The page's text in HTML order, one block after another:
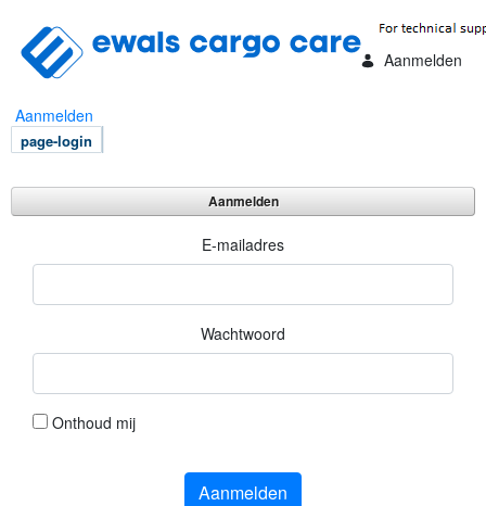
Aanmelden
Aanmelden
page-login
Aanmelden
E-mailadres
Wachtwoord
Onthoud mij
Aanmelden